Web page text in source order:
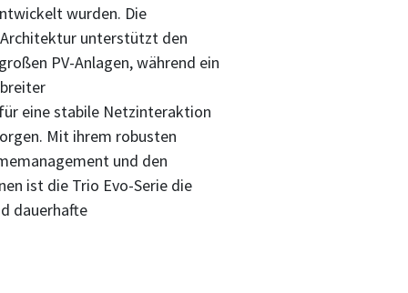
wurden. Die
unterstützt den
PV-Anlagen, während ein
eine stabile Netzinteraktion
Mit ihrem robusten
und den
ist die Trio Evo-Serie die
dauerhafte